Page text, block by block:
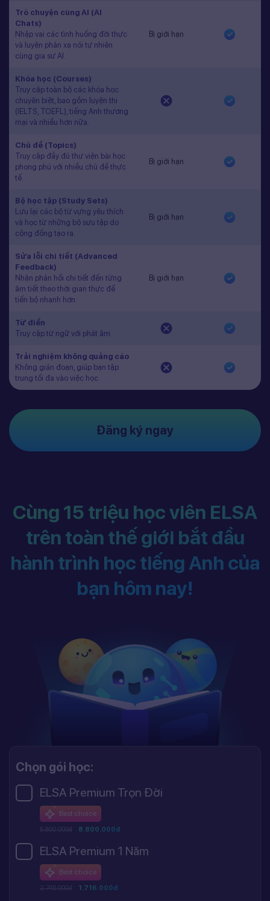
Trò chuyện cùng AI (AI
Chats)
Nhập vai các tình huống đời thực
và luyện phản xạ nói tự nhiên
cùng gia sư AI.
Bị giới hạn
Khóa học (Courses)
Truy cập toàn bộ các khóa học
chuyên biệt, bao gồm luyện thi
(IELTS, TOEFL), tiếng Anh thương
mại và nhiều hơn nữa.
Chủ đề (Topics)
Truy cập đầy đủ thư viện bài học
phong phú với nhiều chủ đề thực
tế.
Bị giới hạn
Bộ học tập (Study Sets)
Lưu lại các bộ từ vựng yêu thích
và học từ những bộ sưu tập do
cộng đồng tạo ra.
Bị giới hạn
Sửa lỗi chi tiết (Advanced
Feedback)
Nhận phản hồi chi tiết đến từng
âm tiết theo thời gian thực để
tiến bộ nhanh hơn.
Bị giới hạn
Từ điển
Truy cập từ ngữ với phát âm
Trải nghiệm không quảng cáo
Không gián đoạn, giúp bạn tập
trung tối đa vào việc học.
Đăng ký ngay
Cùng 15 triệu học viên ELSA
trên toàn thế giới bắt đầu
hành trình học tiếng Anh của
bạn hôm nay!
Chọn gói học:
ELSA Premium Trọn Đời
Best choice
8.800.000đ 8.800.000đ
ELSA Premium 1 Năm
Best choice
2.745.000đ 1.716.000đ